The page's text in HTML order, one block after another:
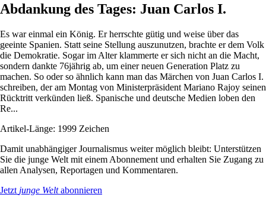
Abdankung des Tages: Juan Carlos I.
Es war einmal ein König. Er herrschte gütig und weise über das
geeinte Spanien. Statt seine Stellung auszunutzen, brachte er dem Volk
die Demokratie. Sogar im Alter klammerte er sich nicht an die Macht,
sondern dankte 76jährig ab, um einer neuen Generation Platz zu
machen. So oder so ähnlich kann man das Märchen von Juan Carlos I.
schreiben, der am Montag von Ministerpräsident Mariano Rajoy seinen
Rücktritt verkünden ließ. Spanische und deutsche Medien loben den
Re...
Artikel-Länge: 1999 Zeichen
Damit unabhängiger Journalismus weiter möglich bleibt: Unterstützen
Sie die junge Welt mit einem Abonnement und erhalten Sie Zugang zu
allen Analysen, Reportagen und Kommentaren.
Jetzt junge Weltabonnieren